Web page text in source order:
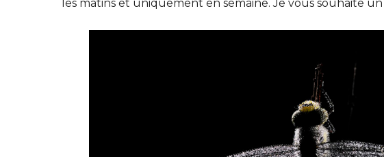
les matins et uniquement en semaine. Je vous souhaite